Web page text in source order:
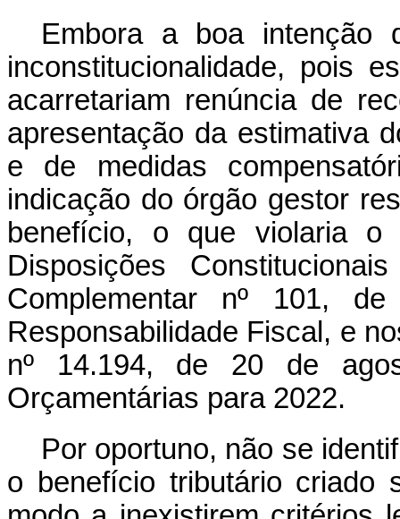
Embora a boa intenção
inconstitucionalidade, pois
acarretariam renúncia de
apresentação da estimativa
e de medidas
indicação do órgão gestor
benefício, o que violaria
Disposições
Complementar nº 101,
Responsabilidade Fiscal, e
nº 14.194, de 20 de
Orçamentárias para 2022.
Por oportuno, não se
o benefício tributário criado